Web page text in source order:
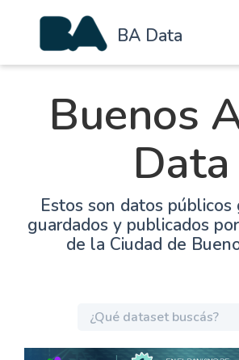
BA Data
Buenos
Data
Estos son datos públicos
guardados y publicados
de la Ciudad de